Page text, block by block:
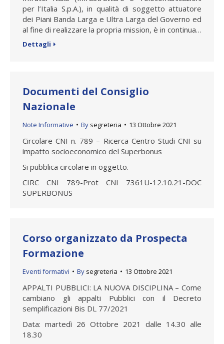
per l’Italia S.p.A.), in qualità di soggetto attuatore
dei Piani Banda Larga e Ultra Larga del Governo ed
al fine di realizzare la propria mission, è in continua…
Dettagli
Documenti del Consiglio
Nazionale
Note Informative By segreteria 13 Ottobre 2021
Circolare CNI n. 789 – Ricerca Centro Studi CNI su
impatto socioeconomico del Superbonus
Si pubblica circolare in oggetto.
CIRC CNI 789-Prot CNI 7361U-12.10.21-DOC
SUPERBONUS
Corso organizzato da Prospecta
Formazione
Eventi formativi By segreteria 13 Ottobre 2021
APPALTI PUBBLICI: LA NUOVA DISCIPLINA – Come
cambiano gli appalti Pubblici con il Decreto
semplificazioni Bis DL 77/2021
Data: martedì 26 Ottobre 2021 dalle 14.30 alle
18.30